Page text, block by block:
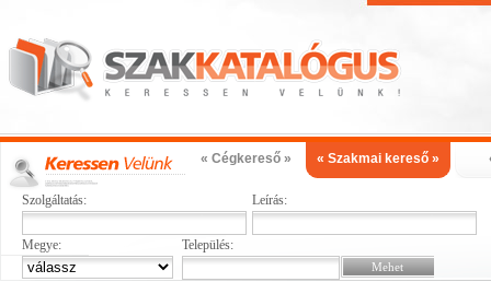
« Cégkereső » « Szakmai kereső »
Szolgáltatás: Leírás:
Megye: Település: